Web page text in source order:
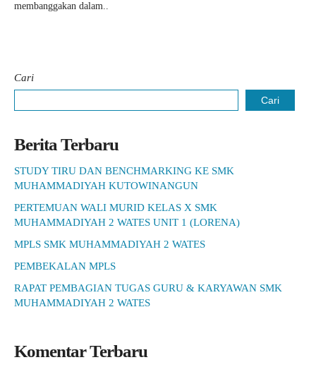
membanggakan dalam..
Cari
Cari
Berita Terbaru
STUDY TIRU DAN BENCHMARKING KE SMK
MUHAMMADIYAH KUTOWINANGUN
PERTEMUAN WALI MURID KELAS X SMK
MUHAMMADIYAH 2 WATES UNIT 1 (LORENA)
MPLS SMK MUHAMMADIYAH 2 WATES
PEMBEKALAN MPLS
RAPAT PEMBAGIAN TUGAS GURU & KARYAWAN SMK
MUHAMMADIYAH 2 WATES
Komentar Terbaru